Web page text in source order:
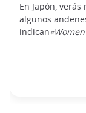
En Japón,
algunos
indican